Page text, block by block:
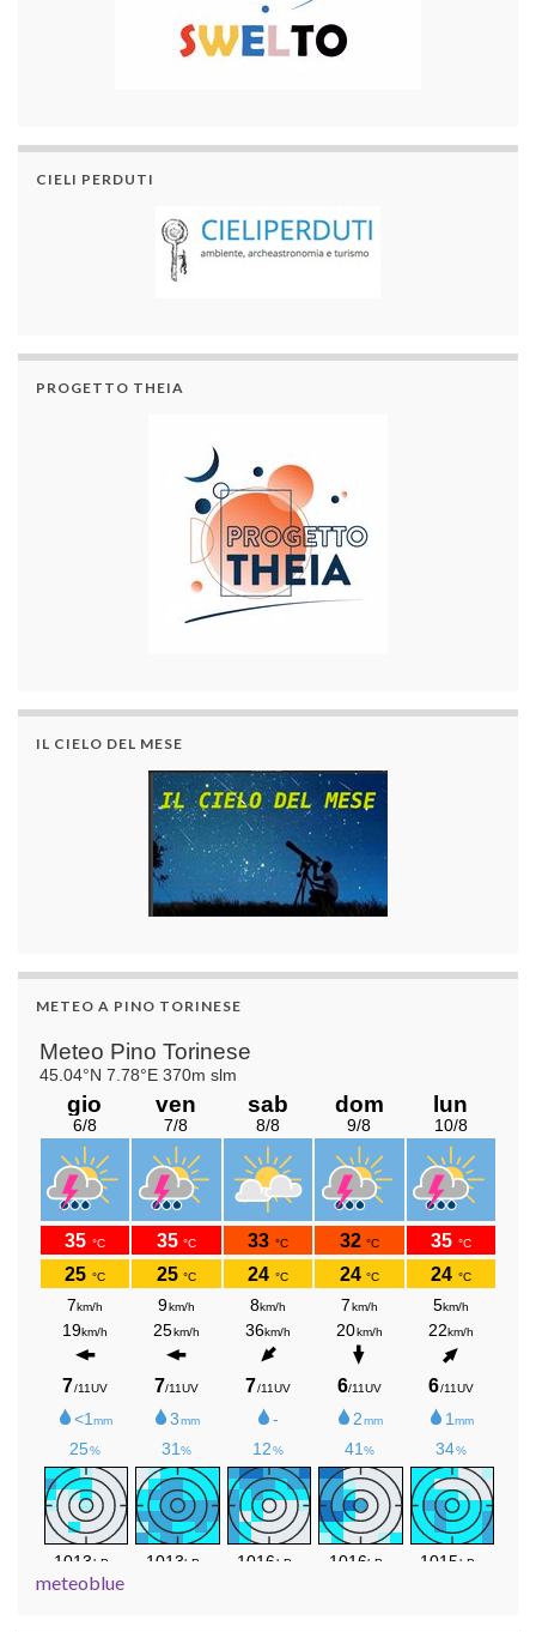
CIELI PERDUTI
PROGETTO THEIA
IL CIELO DEL MESE
METEO A PINO TORINESE
meteoblue